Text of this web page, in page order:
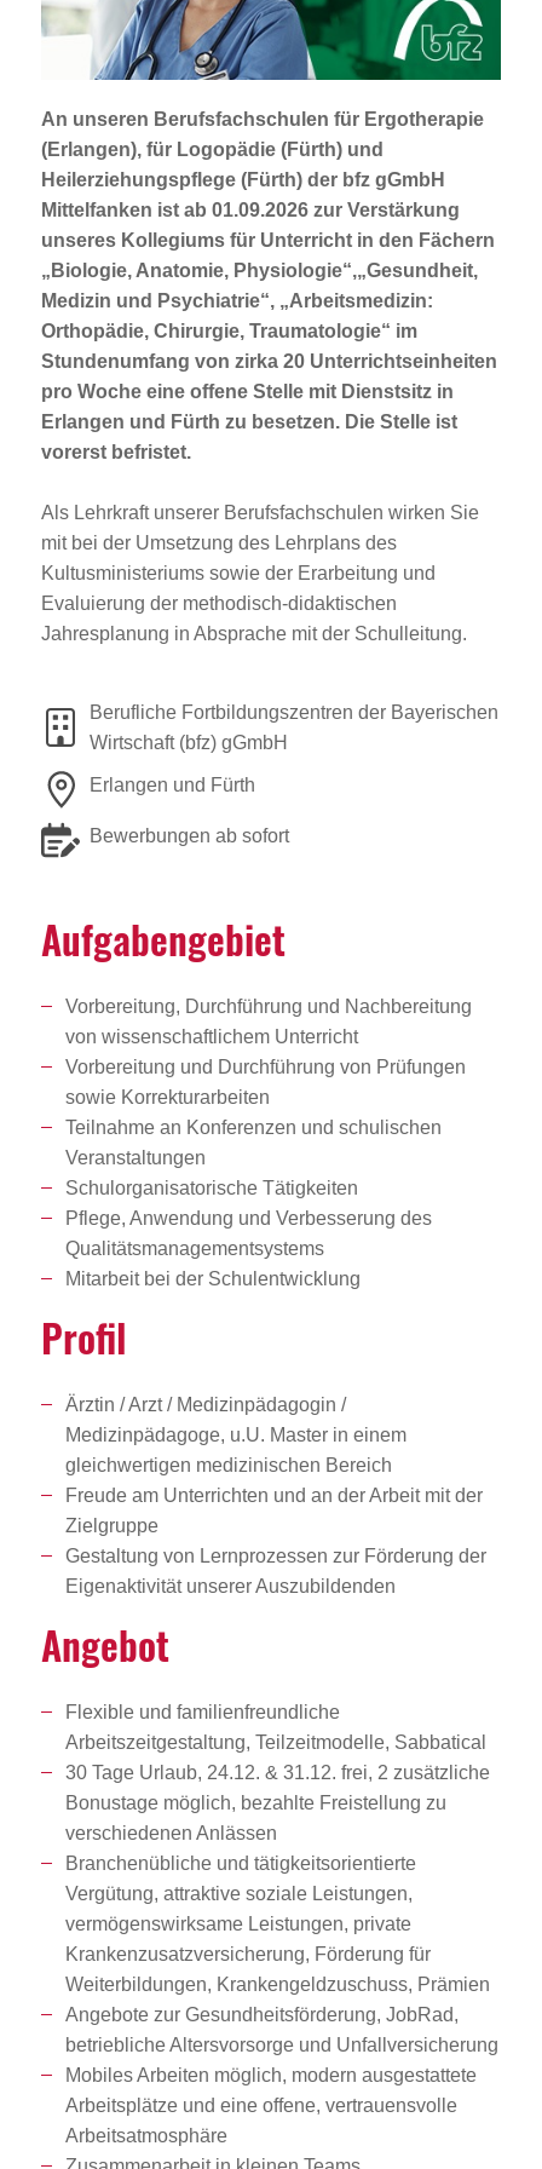
Jobportal
Presse und Medien
bbw e. V.
Karriere
Presse
News Archiv
An unseren Berufsfachschulen für Ergotherapie
(Erlangen), für Logopädie (Fürth) und
Heilerziehungspflege (Fürth) der bfz gGmbH
Mittelfanken ist ab 01.09.2026 zur Verstärkung
unseres Kollegiums für Unterricht in den Fächern
„Biologie, Anatomie, Physiologie“,„Gesundheit,
Medizin und Psychiatrie“, „Arbeitsmedizin:
Orthopädie, Chirurgie, Traumatologie“ im
Stundenumfang von zirka 20 Unterrichtseinheiten
pro Woche eine offene Stelle mit Dienstsitz in
Erlangen und Fürth zu besetzen. Die Stelle ist
vorerst befristet.
Als Lehrkraft unserer Berufsfachschulen wirken Sie
mit bei der Umsetzung des Lehrplans des
Kultusministeriums sowie der Erarbeitung und
Evaluierung der methodisch-didaktischen
Jahresplanung in Absprache mit der Schulleitung.
Berufliche Fortbildungszentren der Bayerischen
Wirtschaft (bfz) gGmbH
Erlangen und Fürth
Bewerbungen ab sofort
Aufga­ben­ge­biet
Vorbereitung, Durchführung und Nachbereitung
von wissenschaftlichem Unterricht
Vorbereitung und Durchführung von Prüfungen
sowie Korrekturarbeiten
Teilnahme an Konferenzen und schulischen
Veranstaltungen
Schulorganisatorische Tätigkeiten
Pflege, Anwendung und Verbesserung des
Qualitätsmanagementsystems
Mitarbeit bei der Schulentwicklung
Profil
Ärztin / Arzt / Medizinpädagogin /
Medizinpädagoge, u.U. Master in einem
gleichwertigen medizinischen Bereich
Freude am Unterrichten und an der Arbeit mit der
Zielgruppe
Gestaltung von Lernprozessen zur Förderung der
Eigenaktivität unserer Auszubildenden
Angebot
Flexible und familienfreundliche
Arbeitszeitgestaltung, Teilzeitmodelle, Sabbatical
30 Tage Urlaub, 24.12. & 31.12. frei, 2 zusätzliche
Bonustage möglich, bezahlte Freistellung zu
verschiedenen Anlässen
Branchenübliche und tätigkeitsorientierte
Vergütung, attraktive soziale Leistungen,
vermögenswirksame Leistungen, private
Krankenzusatzversicherung, Förderung für
Weiterbildungen, Krankengeldzuschuss, Prämien
Angebote zur Gesundheitsförderung, JobRad,
betriebliche Altersvorsorge und Unfallversicherung
Mobiles Arbeiten möglich, modern ausgestattete
Arbeitsplätze und eine offene, vertrauensvolle
Arbeitsatmosphäre